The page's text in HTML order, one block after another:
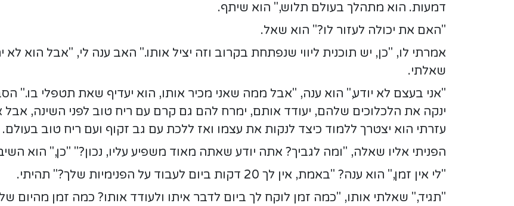
דמעות. הוא מתהלך בעולם תלוש," הוא שיתף.
"האם את יכולה לעזור לו?" הוא שאל.
אמרתי לו, "כן, יש תוכנית ליווי שנפתחת בקרוב וזה יציל אותו." האב ענה לי, "אבל הוא
שאלתי.
"אני בעצם לא יודע," הוא ענה, "אבל ממה שאני מכיר אותו, הוא יעדיף שאת תטפלי בו."
ינקה את הלכלוכים שלהם, יעודד אותם, ימרח להם גם קרם עם ריח טוב לפני השינה,
עזרתי הוא יצטרך ללמוד כיצד לנקות את עצמו ואז ללכת עם גב זקוף ועם ריח טוב בעולם.
הפניתי אליו שאלה, "ומה לגביך? אתה יודע שאתה מאוד משפיע עליו, נכון?" "כן," הוא
"לי אין זמן," הוא ענה? "באמת, אין לך 20 דקות ביום לעבוד על הפנימיות שלך?" תהיתי.
"תגיד," שאלתי אותו, "כמה זמן לוקח לך ביום לדבר איתו ולעודד אותו? כמה זמן מהיום